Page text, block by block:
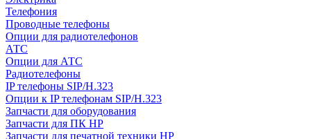
Телефония
Проводные телефоны
Опции для радиотелефонов
АТС
Опции для АТС
Радиотелефоны
IP телефоны SIP/H.323
Опции к IP телефонам SIP/H.323
Запчасти для оборудования
Запчасти для ПК HP
Запчасти для печатной техники HP